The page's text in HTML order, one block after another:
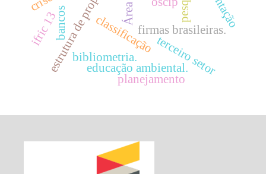
classificaçãofirmas brasileiras.
bibliometria.
bancos
terceiro setor
educação ambiental.
ifric 13
planejamento